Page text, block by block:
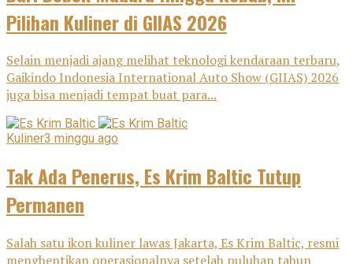
Pilihan Kuliner di GIIAS 2026
Selain menjadi ajang melihat teknologi kendaraan terbaru,
Gaikindo Indonesia International Auto Show (GIIAS) 2026
juga bisa menjadi tempat buat para...
Kuliner3 minggu ago
Tak Ada Penerus, Es Krim Baltic Tutup
Permanen
Salah satu ikon kuliner lawas Jakarta, Es Krim Baltic, resmi
menghentikan operasionalnya setelah puluhan tahun